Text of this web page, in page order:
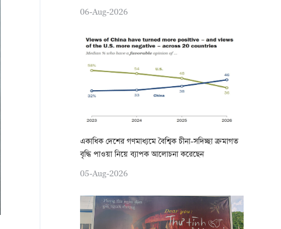
06-Aug-2026
একাধিক দেশের গণমাধ্যমে বৈশ্বিক চীনা-সদিচ্ছা ক্রমাগত
বৃদ্ধি পাওয়া নিয়ে ব্যাপক আলোচনা করেছেন
05-Aug-2026